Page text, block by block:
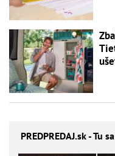
PREDPREDAJ.sk - Tu